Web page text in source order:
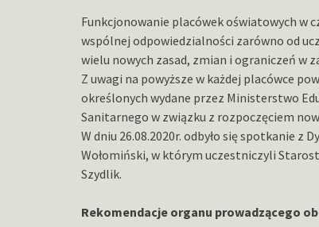
Funkcjonowanie placówek oświatowych w
wspólnej odpowiedzialności zarówno od
wielu nowych zasad, zmian i ograniczeń w
Z uwagi na powyższe w każdej placówce
określonych wydane przez Ministerstwo
Sanitarnego w związku z rozpoczęciem
W dniu 26.08.2020r. odbyło się spotkanie
Wołomiński, w którym uczestniczyli
Szydlik.
Rekomendacje organu prowadzącego